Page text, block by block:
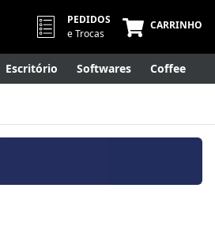
PEDIDOS
e Trocas
CARRINHO
Escritório Softwares Coffee